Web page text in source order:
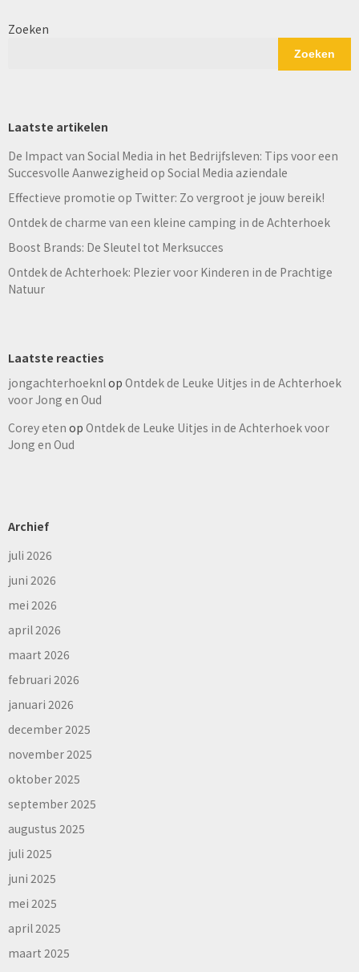
Zoeken
Zoeken
Laatste artikelen
De Impact van Social Media in het Bedrijfsleven: Tips voor een
Succesvolle Aanwezigheid op Social Media aziendale
Effectieve promotie op Twitter: Zo vergroot je jouw bereik!
Ontdek de charme van een kleine camping in de Achterhoek
Boost Brands: De Sleutel tot Merksucces
Ontdek de Achterhoek: Plezier voor Kinderen in de Prachtige
Natuur
Laatste reacties
jongachterhoeknl op Ontdek de Leuke Uitjes in de Achterhoek
voor Jong en Oud
Corey eten op Ontdek de Leuke Uitjes in de Achterhoek voor
Jong en Oud
Archief
juli 2026
juni 2026
mei 2026
april 2026
maart 2026
februari 2026
januari 2026
december 2025
november 2025
oktober 2025
september 2025
augustus 2025
juli 2025
juni 2025
mei 2025
april 2025
maart 2025